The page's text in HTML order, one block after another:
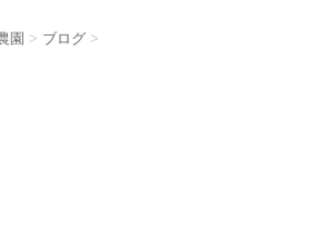
園 > ブログ >